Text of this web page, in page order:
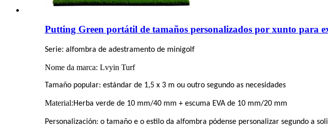
Putting Green portátil de tamaños personalizados por xunto para
Serie: alfombra de adestramento de minigolf
Nome da marca: Lvyin Turf
Tamaño popular: estándar de 1,5 x 3 m ou outro segundo as necesidades
Material:Herba verde de 10 mm/40 mm + escuma EVA de 10 mm/20 mm
Personalización: o tamaño e o estilo da alfombra pódense personalizar segundo a